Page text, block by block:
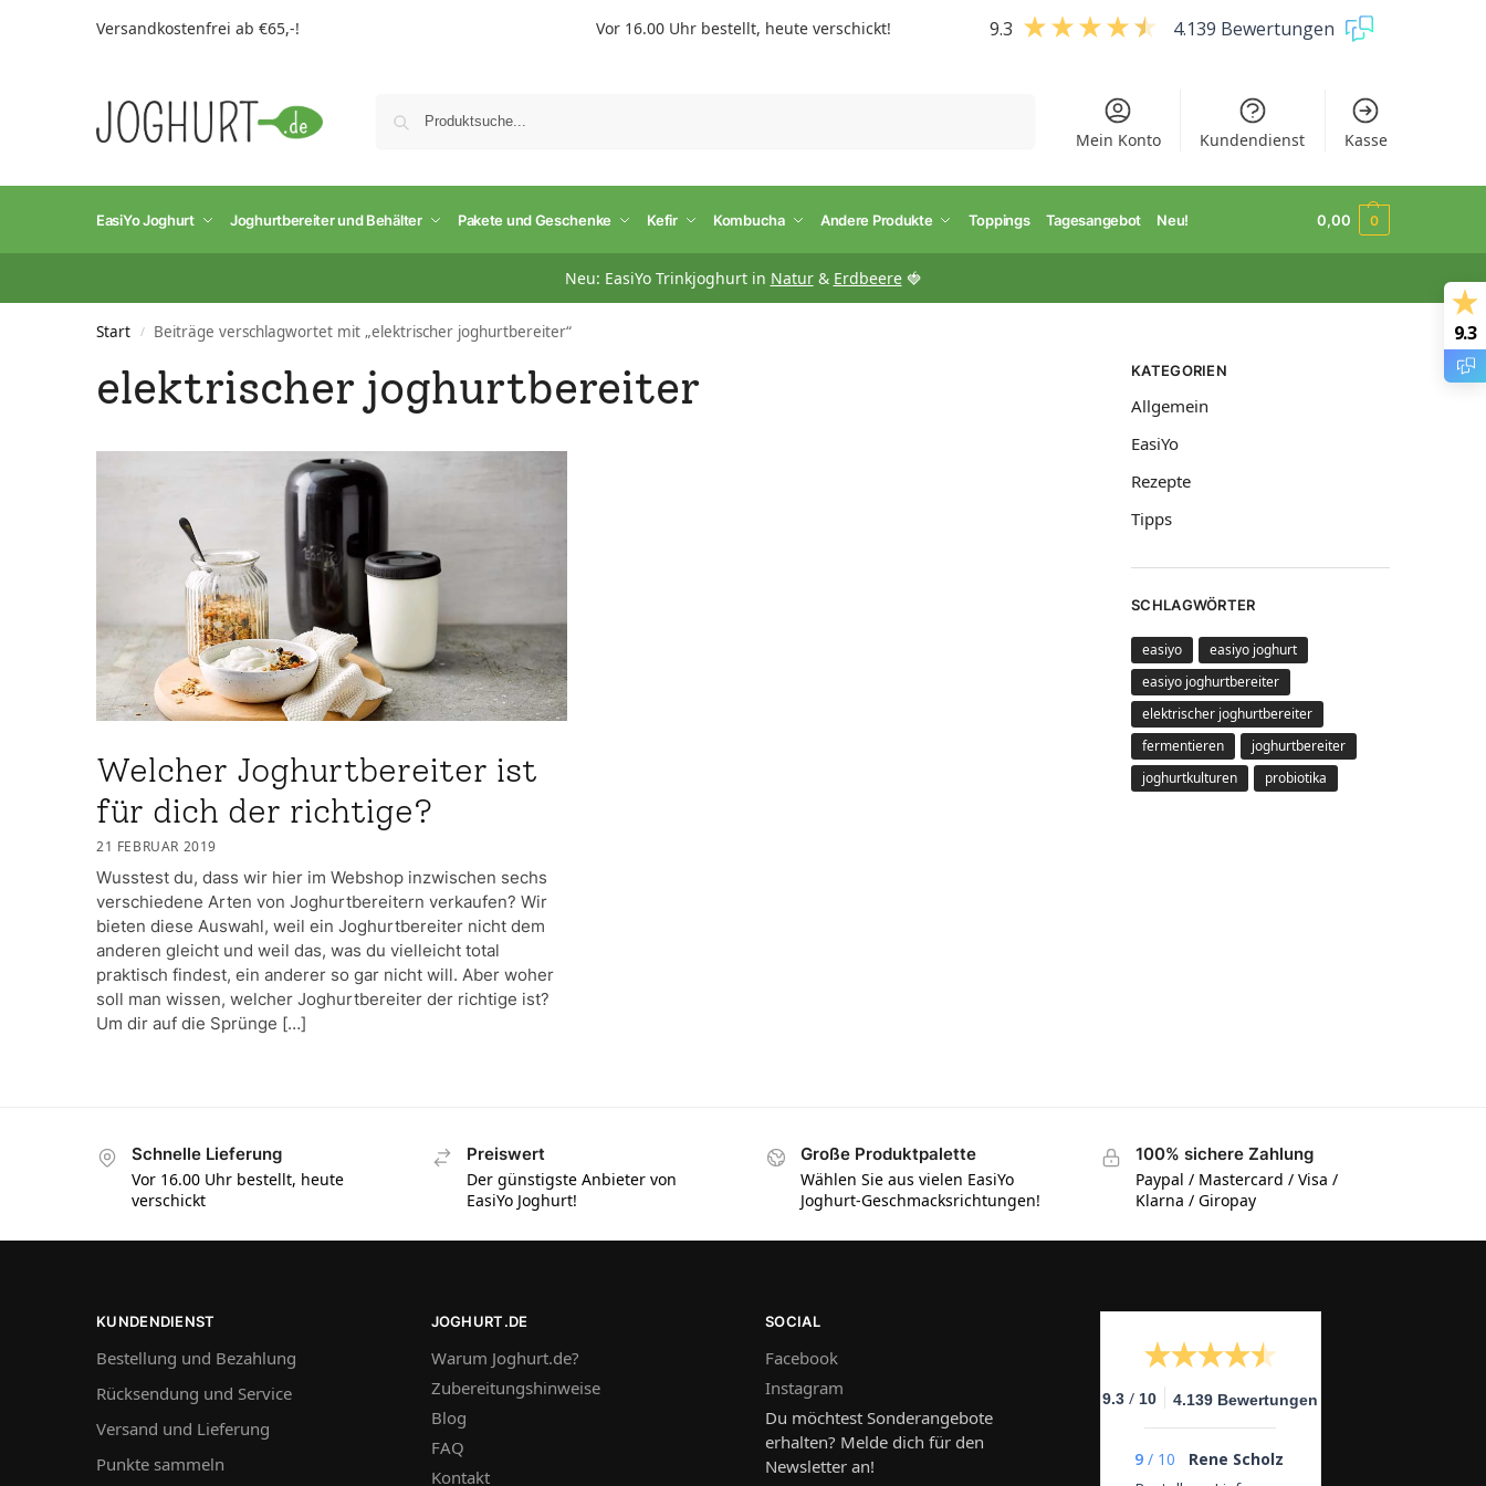
Versandkostenfrei ab €65,-! Vor 16.00 Uhr bestellt, heute verschickt! 9.3 4.139 Bewertungen
Mein Konto Kundendienst Kasse
EasiYo Joghurt Joghurtbereiter und Behälter Pakete und Geschenke Kefir Kombucha Andere Produkte Toppings Tagesangebot Neu! 0,00 0
Neu: EasiYo Trinkjoghurt in Natur& Erdbeere🍓
Start / Beiträge verschlagwortet mit „elektrischer joghurtbereiter“
elektrischer joghurtbereiter
Welcher Joghurtbereiter ist
für dich der richtige?
21 FEBRUAR 2019
Wusstest du, dass wir hier im Webshop inzwischen sechs
verschiedene Arten von Joghurtbereitern verkaufen? Wir
bieten diese Auswahl, weil ein Joghurtbereiter nicht dem
anderen gleicht und weil das, was du vielleicht total
praktisch findest, ein anderer so gar nicht will. Aber woher
soll man wissen, welcher Joghurtbereiter der richtige ist?
Um dir auf die Sprünge […]
KATEGORIEN
Allgemein
EasiYo
Rezepte
Tipps
SCHLAGWÖRTER
easiyo
easiyo joghurt
easiyo joghurtbereiter
elektrischer joghurtbereiter
fermentieren
joghurtbereiter
joghurtkulturen
probiotika
Schnelle Lieferung
Vor 16.00 Uhr bestellt, heute
verschickt
Preiswert
Der günstigste Anbieter von
EasiYo Joghurt!
Große Produktpalette
Wählen Sie aus vielen EasiYo
Joghurt-Geschmacksrichtungen!
100% sichere Zahlung
Paypal / Mastercard / Visa /
Klarna / Giropay
KUNDENDIENST
Bestellung und Bezahlung
Rücksendung und Service
Versand und Lieferung
Punkte sammeln
JOGHURT.DE
Warum Joghurt.de?
Zubereitungshinweise
Blog
FAQ
Kontakt
SOCIAL
Facebook
Instagram
Du möchtest Sonderangebote
erhalten? Melde dich für den
Newsletter an!
9.3 / 10 4.139 Bewertungen
9 / 10
Rene Scholz
9.3